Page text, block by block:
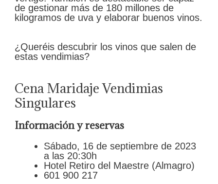
de gestionar más de 180 millones de
kilogramos de uva y elaborar buenos vinos.
¿Queréis descubrir los vinos que salen de
estas vendimias?
Cena Maridaje Vendimias
Singulares
Información y reservas
Sábado, 16 de septiembre de 2023
a las 20:30h
Hotel Retiro del Maestre (Almagro)
601 900 217